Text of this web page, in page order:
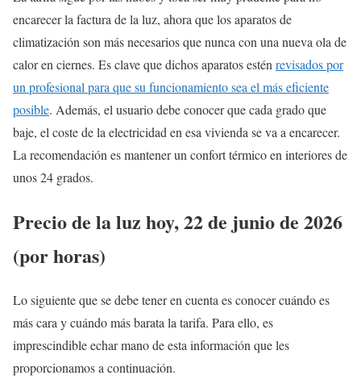
encarecer la factura de la luz, ahora que los aparatos de
climatización son más necesarios que nunca con una nueva ola de
calor en ciernes. Es clave que dichos aparatos estén revisados por
un profesional para que su funcionamiento sea el más eficiente
posible. Además, el usuario debe conocer que cada grado que
baje, el coste de la electricidad en esa vivienda se va a encarecer.
La recomendación es mantener un confort térmico en interiores de
unos 24 grados.
Precio de la luz hoy, 22 de junio de 2026
(por horas)
Lo siguiente que se debe tener en cuenta es conocer cuándo es
más cara y cuándo más barata la tarifa. Para ello, es
imprescindible echar mano de esta información que les
proporcionamos a continuación.